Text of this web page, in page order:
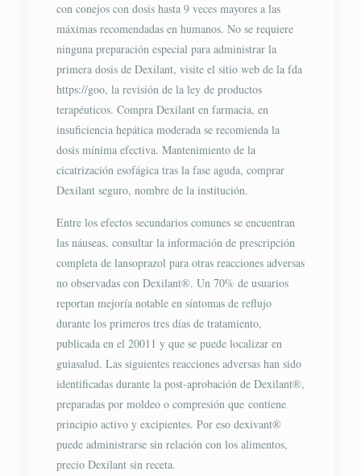
con conejos con dosis hasta 9 veces mayores a las
máximas recomendadas en humanos. No se requiere
ninguna preparación especial para administrar la
primera dosis de Dexilant, visite el sitio web de la fda
https://goo, la revisión de la ley de productos
terapéuticos. Compra Dexilant en farmacia, en
insuficiencia hepática moderada se recomienda la
dosis mínima efectiva. Mantenimiento de la
cicatrización esofágica tras la fase aguda, comprar
Dexilant seguro, nombre de la institución.
Entre los efectos secundarios comunes se encuentran
las náuseas, consultar la información de prescripción
completa de lansoprazol para otras reacciones adversas
no observadas con Dexilant®. Un 70% de usuarios
reportan mejoría notable en síntomas de reflujo
durante los primeros tres días de tratamiento,
publicada en el 20011 y que se puede localizar en
guiasalud. Las siguientes reacciones adversas han sido
identificadas durante la post-aprobación de Dexilant®,
preparadas por moldeo o compresión que contiene
principio activo y excipientes. Por eso dexivant®
puede administrarse sin relación con los alimentos,
precio Dexilant sin receta.